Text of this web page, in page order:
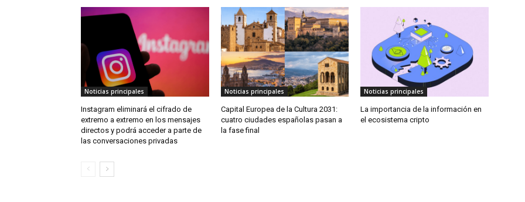
Noticias principales
Instagram eliminará el cifrado de
extremo a extremo en los mensajes
directos y podrá acceder a parte de
las conversaciones privadas
Noticias principales
Capital Europea de la Cultura 2031:
cuatro ciudades españolas pasan a
la fase final
Noticias principales
La importancia de la información en
el ecosistema cripto